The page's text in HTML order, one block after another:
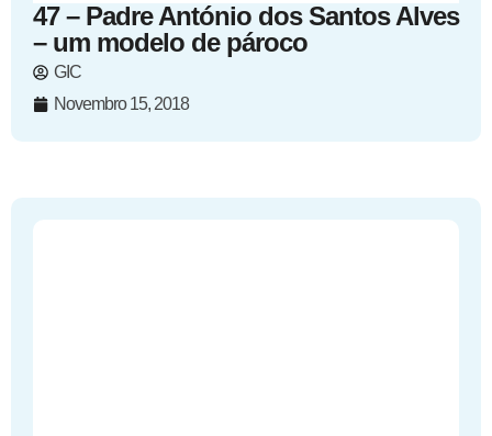
47 – Padre António dos Santos Alves
– um modelo de pároco
GIC
Novembro 15, 2018